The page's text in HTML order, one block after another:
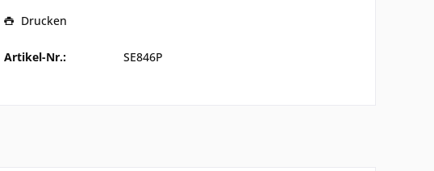
Drucken
Artikel-Nr.: SE846P